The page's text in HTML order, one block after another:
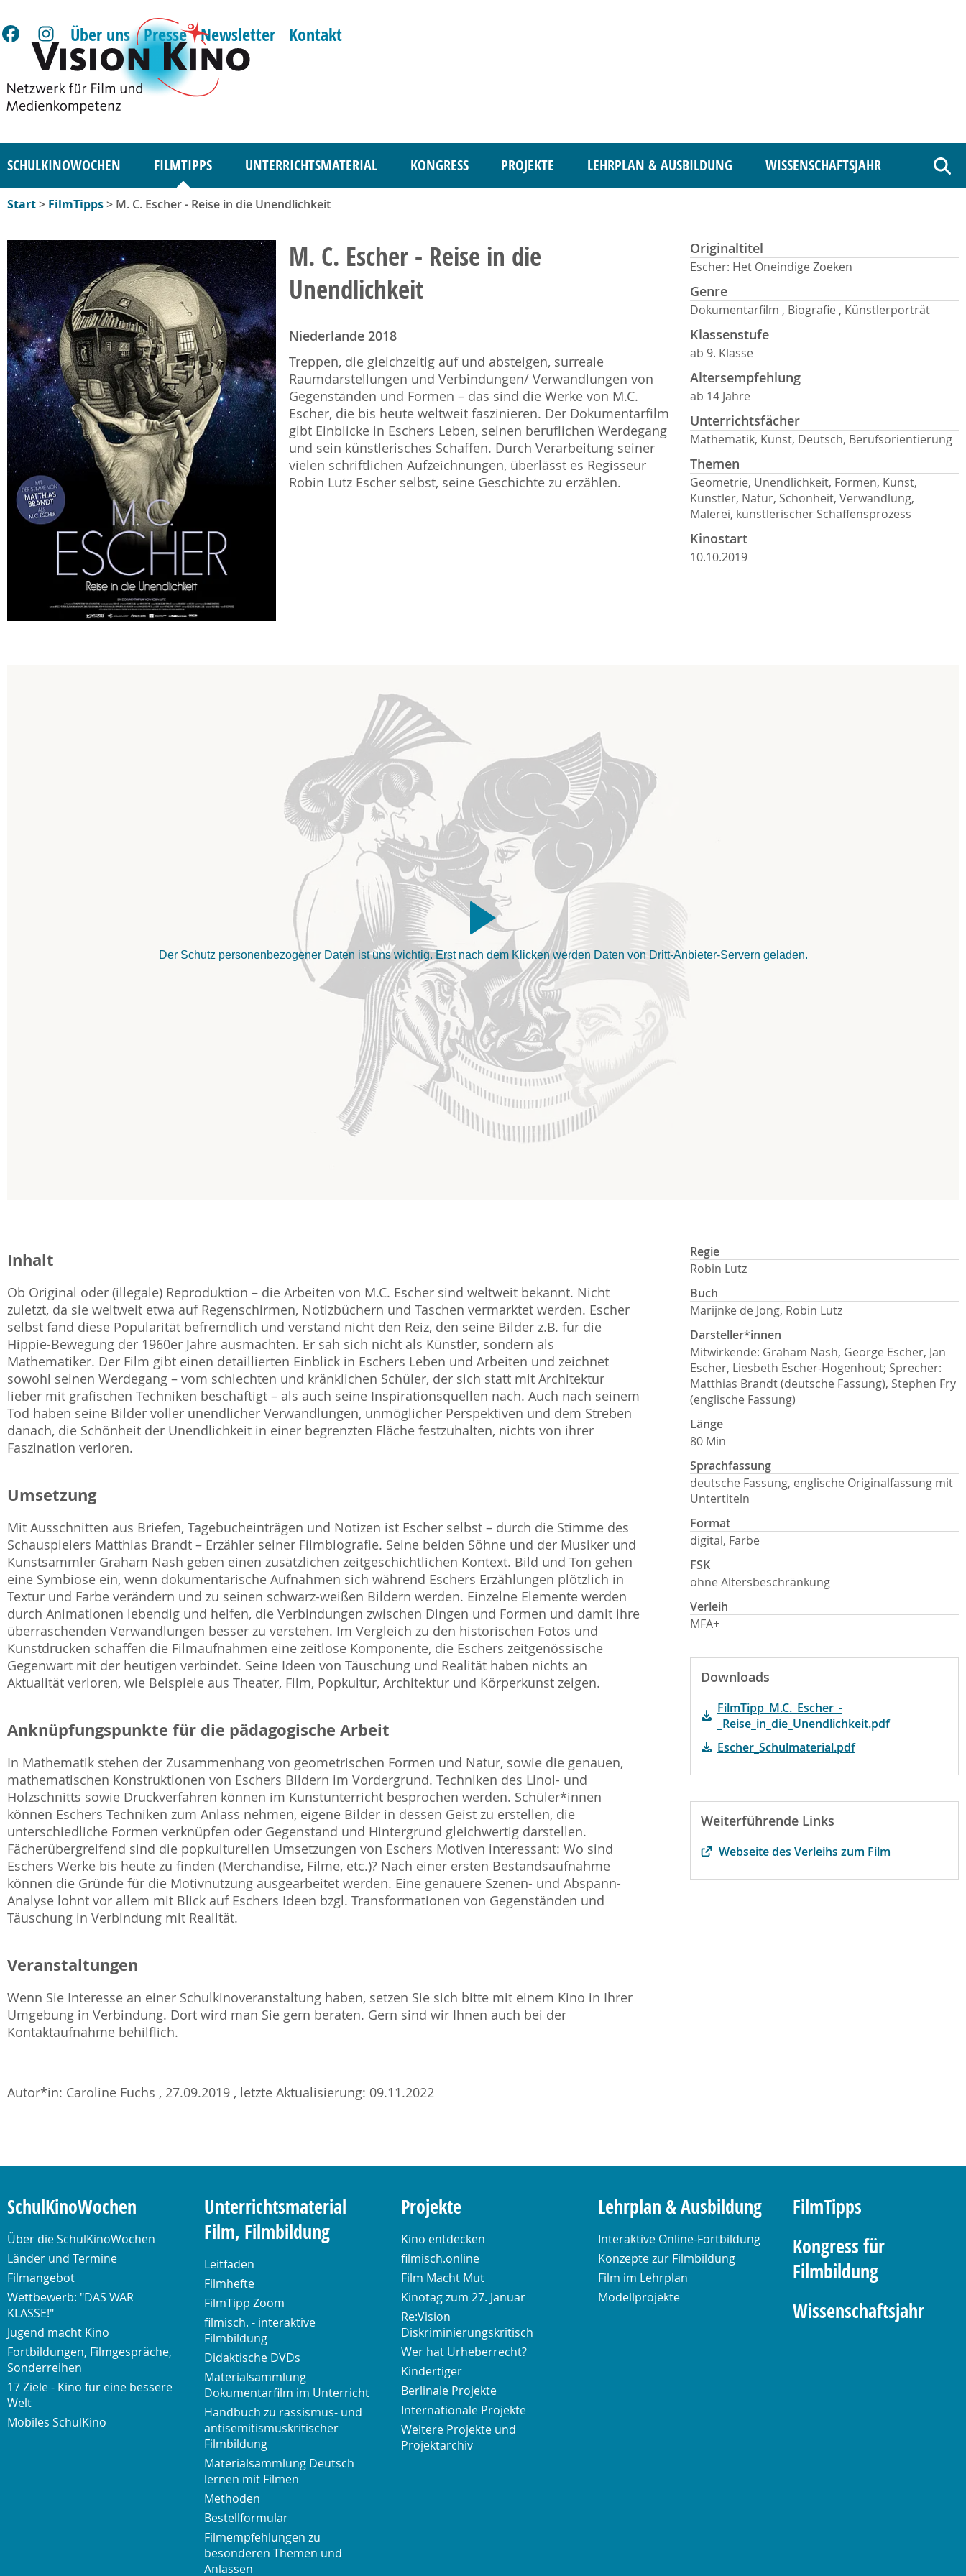
Über uns Presse Newsletter Kontakt
SCHULKINOWOCHEN FILMTIPPS UNTERRICHTSMATERIAL KONGRESS PROJEKTE LEHRPLAN & AUSBILDUNG WISSENSCHAFTSJAHR
Start> FilmTipps> M. C. Escher - Reise in die Unendlichkeit
M. C. Escher - Reise in die
Unendlichkeit
Niederlande 2018
Treppen, die gleichzeitig auf und absteigen, surreale
Raumdarstellungen und Verbindungen/ Verwandlungen von
Gegenständen und Formen – das sind die Werke von M.C.
Escher, die bis heute weltweit faszinieren. Der Dokumentarfilm
gibt Einblicke in Eschers Leben, seinen beruflichen Werdegang
und sein künstlerisches Schaffen. Durch Verarbeitung seiner
vielen schriftlichen Aufzeichnungen, überlässt es Regisseur
Robin Lutz Escher selbst, seine Geschichte zu erzählen.
Originaltitel
Escher: Het Oneindige Zoeken
Genre
Dokumentarfilm , Biografie , Künstlerporträt
Klassenstufe
ab 9. Klasse
Altersempfehlung
ab 14 Jahre
Unterrichtsfächer
Mathematik, Kunst, Deutsch, Berufsorientierung
Themen
Geometrie, Unendlichkeit, Formen, Kunst,
Künstler, Natur, Schönheit, Verwandlung,
Malerei, künstlerischer Schaffensprozess
Kinostart
10.10.2019
Der Schutz personenbezogener Daten ist uns wichtig. Erst nach dem Klicken werden Daten von Dritt-Anbieter-Servern geladen.
Inhalt
Ob Original oder (illegale) Reproduktion – die Arbeiten von M.C. Escher sind weltweit bekannt. Nicht
zuletzt, da sie weltweit etwa auf Regenschirmen, Notizbüchern und Taschen vermarktet werden. Escher
selbst fand diese Popularität befremdlich und verstand nicht den Reiz, den seine Bilder z.B. für die
Hippie-Bewegung der 1960er Jahre ausmachten. Er sah sich nicht als Künstler, sondern als
Mathematiker. Der Film gibt einen detaillierten Einblick in Eschers Leben und Arbeiten und zeichnet
sowohl seinen Werdegang – vom schlechten und kränklichen Schüler, der sich statt mit Architektur
lieber mit grafischen Techniken beschäftigt – als auch seine Inspirationsquellen nach. Auch nach seinem
Tod haben seine Bilder voller unendlicher Verwandlungen, unmöglicher Perspektiven und dem Streben
danach, die Schönheit der Unendlichkeit in einer begrenzten Fläche festzuhalten, nichts von ihrer
Faszination verloren.
Umsetzung
Mit Ausschnitten aus Briefen, Tagebucheinträgen und Notizen ist Escher selbst – durch die Stimme des
Schauspielers Matthias Brandt – Erzähler seiner Filmbiografie. Seine beiden Söhne und der Musiker und
Kunstsammler Graham Nash geben einen zusätzlichen zeitgeschichtlichen Kontext. Bild und Ton gehen
eine Symbiose ein, wenn dokumentarische Aufnahmen sich während Eschers Erzählungen plötzlich in
Textur und Farbe verändern und zu seinen schwarz-weißen Bildern werden. Einzelne Elemente werden
durch Animationen lebendig und helfen, die Verbindungen zwischen Dingen und Formen und damit ihre
überraschenden Verwandlungen besser zu verstehen. Im Vergleich zu den historischen Fotos und
Kunstdrucken schaffen die Filmaufnahmen eine zeitlose Komponente, die Eschers zeitgenössische
Gegenwart mit der heutigen verbindet. Seine Ideen von Täuschung und Realität haben nichts an
Aktualität verloren, wie Beispiele aus Theater, Film, Popkultur, Architektur und Körperkunst zeigen.
Anknüpfungspunkte für die pädagogische Arbeit
In Mathematik stehen der Zusammenhang von geometrischen Formen und Natur, sowie die genauen,
mathematischen Konstruktionen von Eschers Bildern im Vordergrund. Techniken des Linol- und
Holzschnitts sowie Druckverfahren können im Kunstunterricht besprochen werden. Schüler*innen
können Eschers Techniken zum Anlass nehmen, eigene Bilder in dessen Geist zu erstellen, die
unterschiedliche Formen verknüpfen oder Gegenstand und Hintergrund gleichwertig darstellen.
Fächerübergreifend sind die popkulturellen Umsetzungen von Eschers Motiven interessant: Wo sind
Eschers Werke bis heute zu finden (Merchandise, Filme, etc.)? Nach einer ersten Bestandsaufnahme
können die Gründe für die Motivnutzung ausgearbeitet werden. Eine genauere Szenen- und Abspann-
Analyse lohnt vor allem mit Blick auf Eschers Ideen bzgl. Transformationen von Gegenständen und
Täuschung in Verbindung mit Realität.
Veranstaltungen
Wenn Sie Interesse an einer Schulkinoveranstaltung haben, setzen Sie sich bitte mit einem Kino in Ihrer
Umgebung in Verbindung. Dort wird man Sie gern beraten. Gern sind wir Ihnen auch bei der
Kontaktaufnahme behilflich.
Autor*in: Caroline Fuchs , 27.09.2019 , letzte Aktualisierung: 09.11.2022
Regie
Robin Lutz
Buch
Marijnke de Jong, Robin Lutz
Darsteller*innen
Mitwirkende: Graham Nash, George Escher, Jan
Escher, Liesbeth Escher-Hogenhout; Sprecher:
Matthias Brandt (deutsche Fassung), Stephen Fry
(englische Fassung)
Länge
80 Min
Sprachfassung
deutsche Fassung, englische Originalfassung mit
Untertiteln
Format
digital, Farbe
FSK
ohne Altersbeschränkung
Verleih
MFA+
Downloads
FilmTipp_M.C._Escher_-
_Reise_in_die_Unendlichkeit.pdf
Escher_Schulmaterial.pdf
Weiterführende Links
Webseite des Verleihs zum Film
SchulKinoWochen
Über die SchulKinoWochen
Länder und Termine
Filmangebot
Wettbewerb: "DAS WAR
KLASSE!"
Jugend macht Kino
Fortbildungen, Filmgespräche,
Sonderreihen
17 Ziele - Kino für eine bessere
Welt
Mobiles SchulKino
Unterrichtsmaterial
Film, Filmbildung
Leitfäden
Filmhefte
FilmTipp Zoom
filmisch. - interaktive
Filmbildung
Didaktische DVDs
Materialsammlung
Dokumentarfilm im Unterricht
Handbuch zu rassismus- und
antisemitismuskritischer
Filmbildung
Materialsammlung Deutsch
lernen mit Filmen
Methoden
Bestellformular
Filmempfehlungen zu
besonderen Themen und
Anlässen
Projekte
Kino entdecken
filmisch.online
Film Macht Mut
Kinotag zum 27. Januar
Re:Vision
Diskriminierungskritisch
Wer hat Urheberrecht?
Kindertiger
Berlinale Projekte
Internationale Projekte
Weitere Projekte und
Projektarchiv
Lehrplan & Ausbildung
Interaktive Online-Fortbildung
Konzepte zur Filmbildung
Film im Lehrplan
Modellprojekte
FilmTipps
Kongress für
Filmbildung
Wissenschaftsjahr